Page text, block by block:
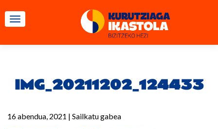
TOGGLE NAVIGATION
IMG_20211202_124433
16 abendua, 2021 | Sailkatu gabea